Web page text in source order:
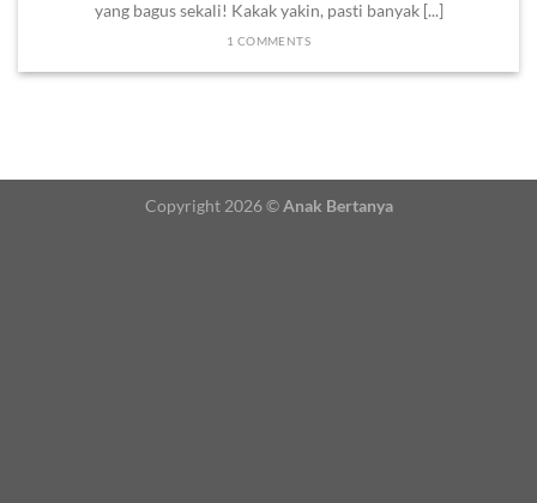
yang bagus sekali! Kakak yakin, pasti banyak [...]
1 COMMENTS
Copyright 2026 ©Anak Bertanya